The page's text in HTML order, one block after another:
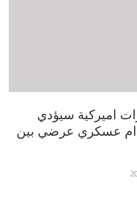
اميركية سيؤدي
عسكري عرضي بين